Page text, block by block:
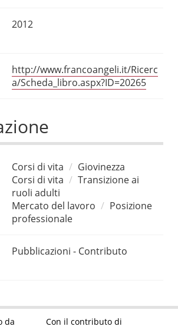
2012
http://www.francoangeli.it/Ricerc
a/Scheda_libro.aspx?ID=20265
Corsi di vita
Giovinezza
Corsi di vita
Transizione ai
ruoli adulti
Mercato del lavoro
Posizione
professionale
Pubblicazioni - Contributo
da Con il contributo di